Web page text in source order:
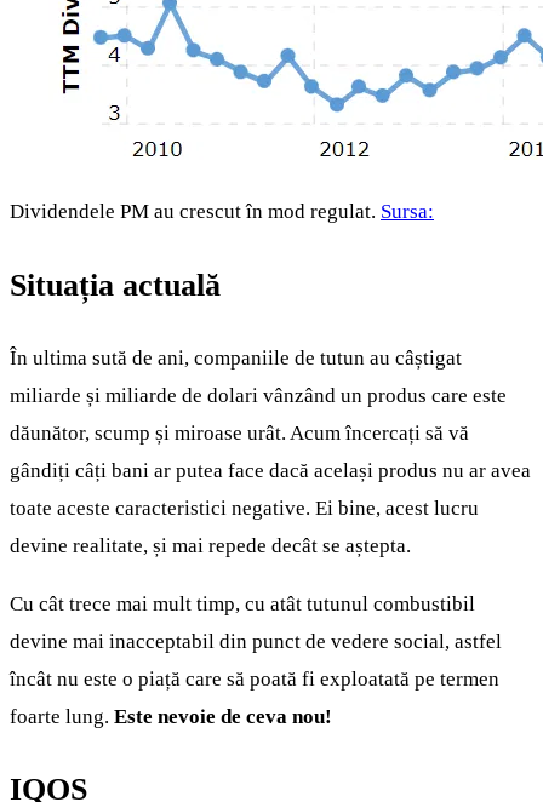
Dividendele PM au crescut în mod regulat. Sursa:
Situația actuală
În ultima sută de ani, companiile de tutun au câștigat
miliarde și miliarde de dolari vânzând un produs care este
dăunător, scump și miroase urât. Acum încercați să vă
gândiți câți bani ar putea face dacă același produs nu ar avea
toate aceste caracteristici negative. Ei bine, acest lucru
devine realitate, și mai repede decât se aștepta.
Cu cât trece mai mult timp, cu atât tutunul combustibil
devine mai inacceptabil din punct de vedere social, astfel
încât nu este o piață care să poată fi exploatată pe termen
foarte lung. Este nevoie de ceva nou!
IQOS